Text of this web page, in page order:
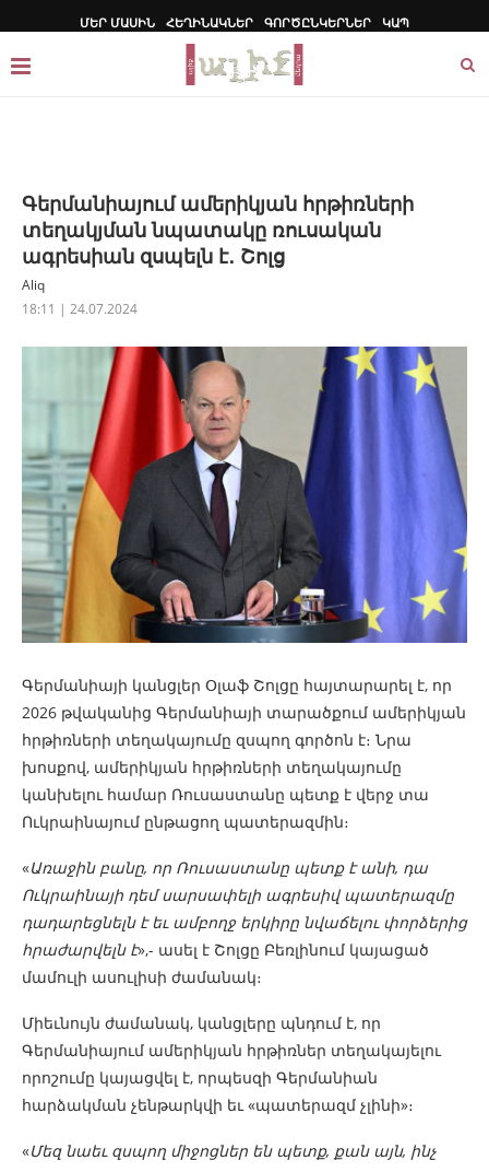
ՄԵՐ ՄԱՍԻՆ ՀԵՂԻՆԱԿՆԵՐ ԳՈՐԾԸՆԿԵՐՆԵՐ ԿԱՊ
Գերմանիայում ամերիկյան հրթիռների
տեղակյման նպատակը ռուսական
ագրեսիան զսպելն է․ Շոլց
Aliq
18:11 | 24.07.2024
Գերմանիայի կանցլեր Օլաֆ Շոլցը հայտարարել է, որ
2026 թվականից Գերմանիայի տարածքում ամերիկյան
հրթիռների տեղակայումը զսպող գործոն է։ Նրա
խոսքով, ամերիկյան հրթիռների տեղակայումը
կանխելու համար Ռուսաստանը պետք է վերջ տա
Ուկրաինայում ընթացող պատերազմին։
«Առաջին բանը, որ Ռուսաստանը պետք է անի, դա
Ուկրաինայի դեմ սարսափելի ագրեսիվ պատերազմը
դադարեցնելն է եւ ամբողջ երկիրը նվաճելու փորձերից
հրաժարվելն է»,- ասել է Շոլցը Բեռլինում կայացած
մամուլի ասուլիսի ժամանակ։
Միեւնույն ժամանակ, կանցլերը պնդում է, որ
Գերմանիայում ամերիկյան հրթիռներ տեղակայելու
որոշումը կայացվել է, որպեսզի Գերմանիան
հարձակման չենթարկվի եւ «պատերազմ չլինի»։
«Մեզ նաեւ զսպող միջոցներ են պետք, քան այն, ինչ